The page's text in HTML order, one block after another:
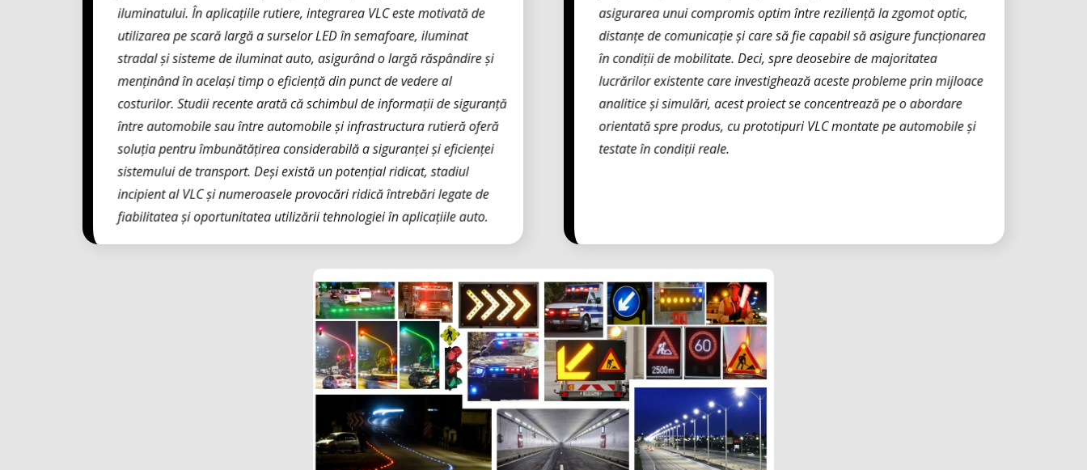
iluminatului. În aplicațiile rutiere, integrarea VLC este motivată de
utilizarea pe scară largă a surselor LED în semafoare, iluminat
stradal și sisteme de iluminat auto, asigurând o largă răspândire și
menținând în același timp o eficiență din punct de vedere al
costurilor. Studii recente arată că schimbul de informații de siguranță
între automobile sau între automobile și infrastructura rutieră oferă
soluția pentru îmbunătățirea considerabilă a siguranței și eficienței
sistemului de transport. Deși există un potențial ridicat, stadiul
incipient al VLC și numeroasele provocări ridică întrebări legate de
fiabilitatea și oportunitatea utilizării tehnologiei în aplicațiile auto.
asigurarea unui compromis optim între reziliență la zgomot optic,
distanțe de comunicație și care să fie capabil să asigure funcționarea
în condiții de mobilitate. Deci, spre deosebire de majoritatea
lucrărilor existente care investighează aceste probleme prin mijloace
analitice și simulări, acest proiect se concentrează pe o abordare
orientată spre produs, cu prototipuri VLC montate pe automobile și
testate în condiții reale.